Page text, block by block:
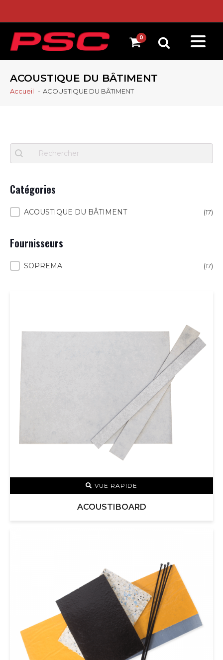
ACOUSTIQUE DU BÂTIMENT
Accueil ACOUSTIQUE DU BÂTIMENT
Recherche
Search content
Catégories
Catégories
ACOUSTIQUE DU BÂTIMENT (17)
Fournisseurs
Fournisseurs
SOPREMA (17)
VUE RAPIDE
ACOUSTIBOARD